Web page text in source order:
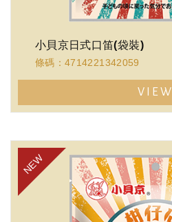
小貝京日式口笛(袋裝)
條碼：4714221342059
VIEW